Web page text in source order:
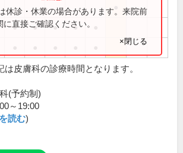
● ● ● ●
休診・休業の場合があります。来院前
直接ご確認ください。
×閉じる
皮膚科の診療時間となります。
(予約制)
～19:00
読む)